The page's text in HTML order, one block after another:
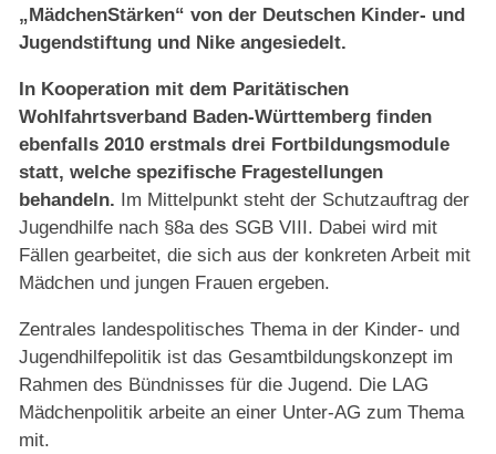
„MädchenStärken“ von der Deutschen Kinder- und
Jugendstiftung und Nike angesiedelt.
In Kooperation mit dem Paritätischen
Wohlfahrtsverband Baden-Württemberg finden
ebenfalls 2010 erstmals drei Fortbildungsmodule
statt, welche spezifische Fragestellungen
behandeln.
Im Mittelpunkt steht der Schutzauftrag der
Jugendhilfe nach §8a des SGB VIII. Dabei wird mit
Fällen gearbeitet, die sich aus der konkreten Arbeit mit
Mädchen und jungen Frauen ergeben.
Zentrales landespolitisches Thema in der Kinder- und
Jugendhilfepolitik ist das Gesamtbildungskonzept im
Rahmen des Bündnisses für die Jugend. Die LAG
Mädchenpolitik arbeite an einer Unter-AG zum Thema
mit.